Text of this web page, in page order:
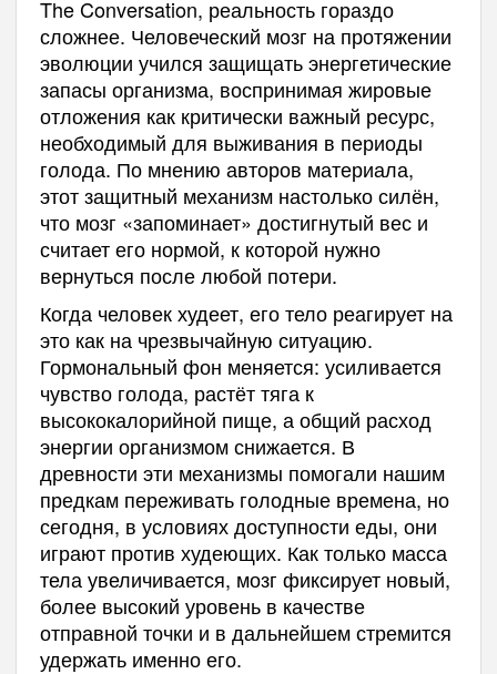
The Conversation, реальность гораздо
сложнее. Человеческий мозг на протяжении
эволюции учился защищать энергетические
запасы организма, воспринимая жировые
отложения как критически важный ресурс,
необходимый для выживания в периоды
голода. По мнению авторов материала,
этот защитный механизм настолько силён,
что мозг «запоминает» достигнутый вес и
считает его нормой, к которой нужно
вернуться после любой потери.
Когда человек худеет, его тело реагирует на
это как на чрезвычайную ситуацию.
Гормональный фон меняется: усиливается
чувство голода, растёт тяга к
высококалорийной пище, а общий расход
энергии организмом снижается. В
древности эти механизмы помогали нашим
предкам переживать голодные времена, но
сегодня, в условиях доступности еды, они
играют против худеющих. Как только масса
тела увеличивается, мозг фиксирует новый,
более высокий уровень в качестве
отправной точки и в дальнейшем стремится
удержать именно его.